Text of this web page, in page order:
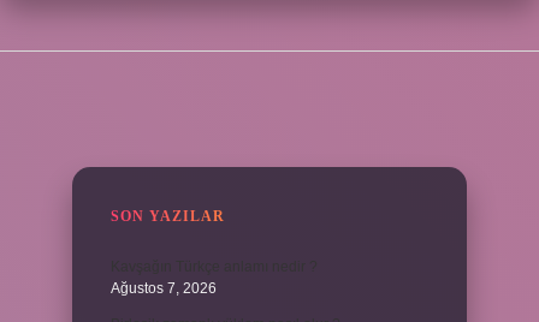
SON YAZILAR
Ağustos 7, 2026